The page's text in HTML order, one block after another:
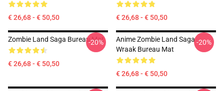
€ 26,68 - € 50,50 € 26,68 - € 50,50
Zombie Land Saga Bureau Mat
€ 26,68 - € 50,50
-20%
Anime Zombie Land Saga
Wraak Bureau Mat
€ 26,68 - € 50,50
-20%